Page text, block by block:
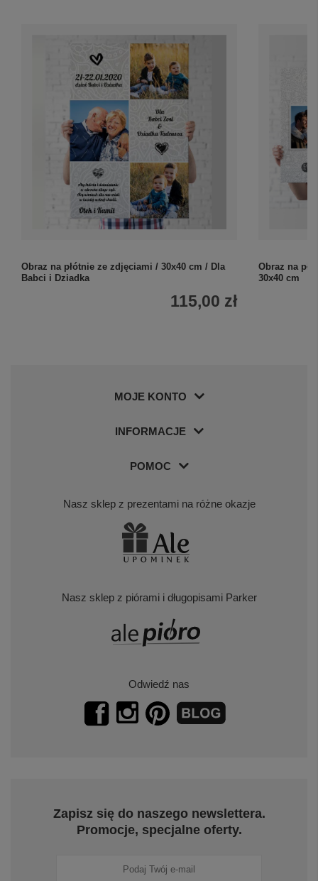
Obraz na płótnie ze zdjęciami / 30x40 cm / Dla
Babci i Dziadka
115,00 zł
Obraz na
30x40 cm
MOJE KONTO
INFORMACJE
POMOC
Nasz sklep z prezentami na różne okazje
Nasz sklep z piórami i długopisami Parker
Odwiedź nas
Zapisz się do naszego newslettera.
Promocje, specjalne oferty.